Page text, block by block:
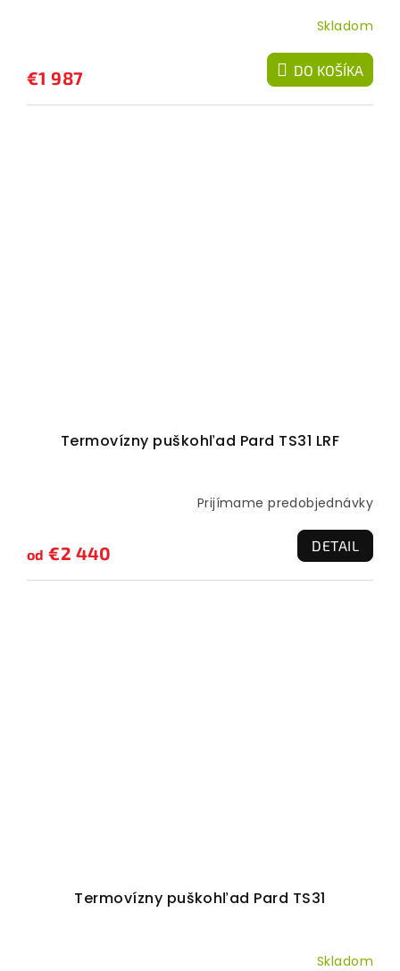
Skladom
€1 987 DO KOŠÍKA
Termovízny puškohľad Pard TS31 LRF
Prijímame predobjednávky
od €2 440 DETAIL
Termovízny puškohľad Pard TS31
Skladom